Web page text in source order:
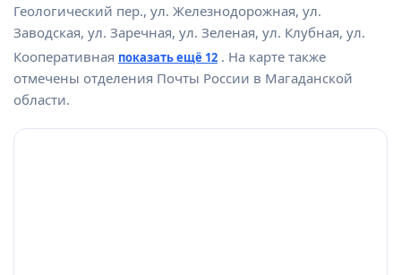
Геологический пер., ул. Железнодорожная, ул.
Заводская, ул. Заречная, ул. Зеленая, ул. Клубная, ул.
Кооперативная показать ещё 12 . На карте также
отмечены отделения Почты России в Магаданской
области.